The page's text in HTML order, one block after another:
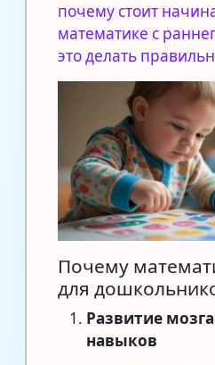
почему стоит
математике с
это делать
Почему
для
Развитие
навыков